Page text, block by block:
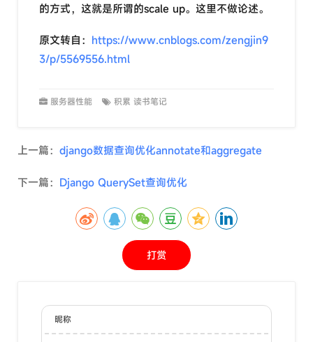
的方式，这就是所谓的scale up。这里不做论述。
原文转自： https://www.cnblogs.com/zengjin9
3/p/5569556.html
服务器性能 积累 读书笔记
上一篇： django数据查询优化annotate和aggregate
下一篇： Django QuerySet查询优化
打赏
昵称